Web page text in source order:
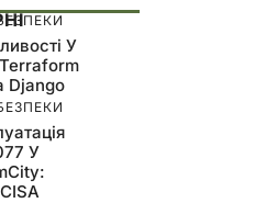
У
Django
У